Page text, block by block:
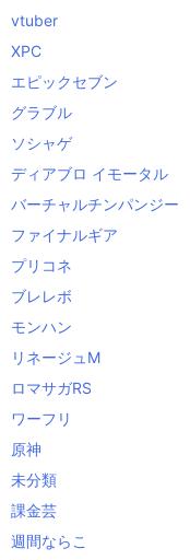
vtuber
XPC
エピックセブン
グラブル
ソシャゲ
ディアブロ イモータル
バーチャルチンパンジー
ファイナルギア
プリコネ
ブレレボ
モンハン
リネージュM
ロマサガRS
ワーフリ
原神
未分類
課金芸
週間ならこ